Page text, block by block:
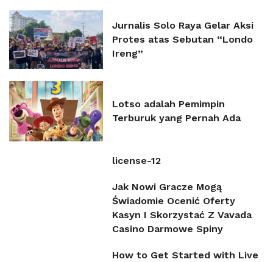
Jurnalis Solo Raya Gelar Aksi
Protes atas Sebutan “Londo
Ireng”
Lotso adalah Pemimpin
Terburuk yang Pernah Ada
license-12
Jak Nowi Gracze Mogą
Świadomie Ocenić Oferty
Kasyn I Skorzystać Z Vavada
Casino Darmowe Spiny
How to Get Started with Live